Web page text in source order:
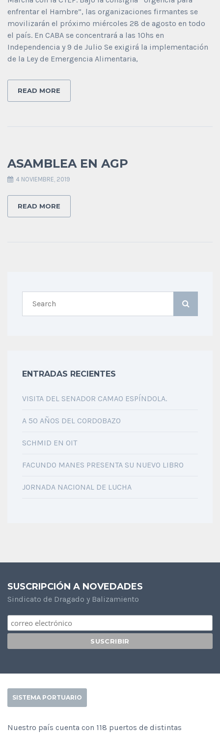
enfrentar el Hambre”, las organizaciones firmantes se
movilizarán el próximo miércoles 28 de agosto en todo
el país. En CABA se concentrará a las 10hs en
Independencia y 9 de Julio Se exigirá la implementación
de la Ley de Emergencia Alimentaria,
READ MORE
ASAMBLEA EN AGP
4 NOVIEMBRE, 2019
READ MORE
ENTRADAS RECIENTES
VISITA DEL SENADOR CAMAO ESPÍNDOLA.
A 50 AÑOS DEL CORDOBAZO
SCHMID EN OIT
FACUNDO MANES PRESENTA SU NUEVO LIBRO
JORNADA NACIONAL DE LUCHA
SUSCRIPCIÓN A NOVEDADES
Sindicato de Dragado y Balizamiento
SISTEMA PORTUARIO
Nuestro país cuenta con 118 puertos de distintas